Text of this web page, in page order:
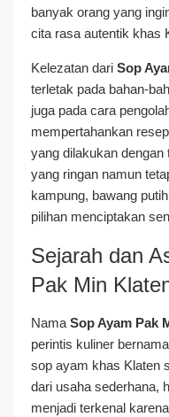
banyak orang yang
cita rasa autentik khas
Kelezatan dari Sop
terletak pada bahan-
juga pada cara
mempertahankan
yang dilakukan
yang ringan namun
kampung, bawang
pilihan menciptakan
Sejarah dan
Pak Min
NamaSop Ayam Pak
perintis kuliner
sop ayam khas Klaten
dari usaha sederhana,
menjadi terkenal